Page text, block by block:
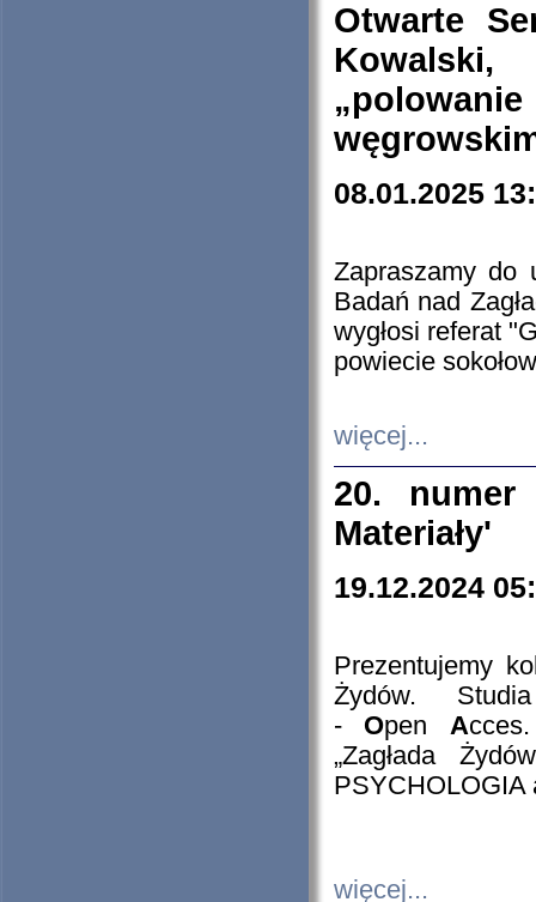
Otwarte
08.01.2025
Zapraszamy do
Badań nad
wygłosi referat
powiecie
więcej...
20. numer
Materiały'
19.12.2024
Prezentujemy
Żydów.
- Open A
„Zagłada
PSYCHOLOGIA
więcej...